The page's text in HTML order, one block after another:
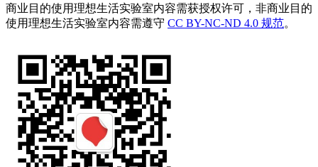
商业目的使用理想生活实验室内容需获授权许可，非商业目的
使用理想生活实验室内容需遵守 CC BY-NC-ND 4.0 规范。